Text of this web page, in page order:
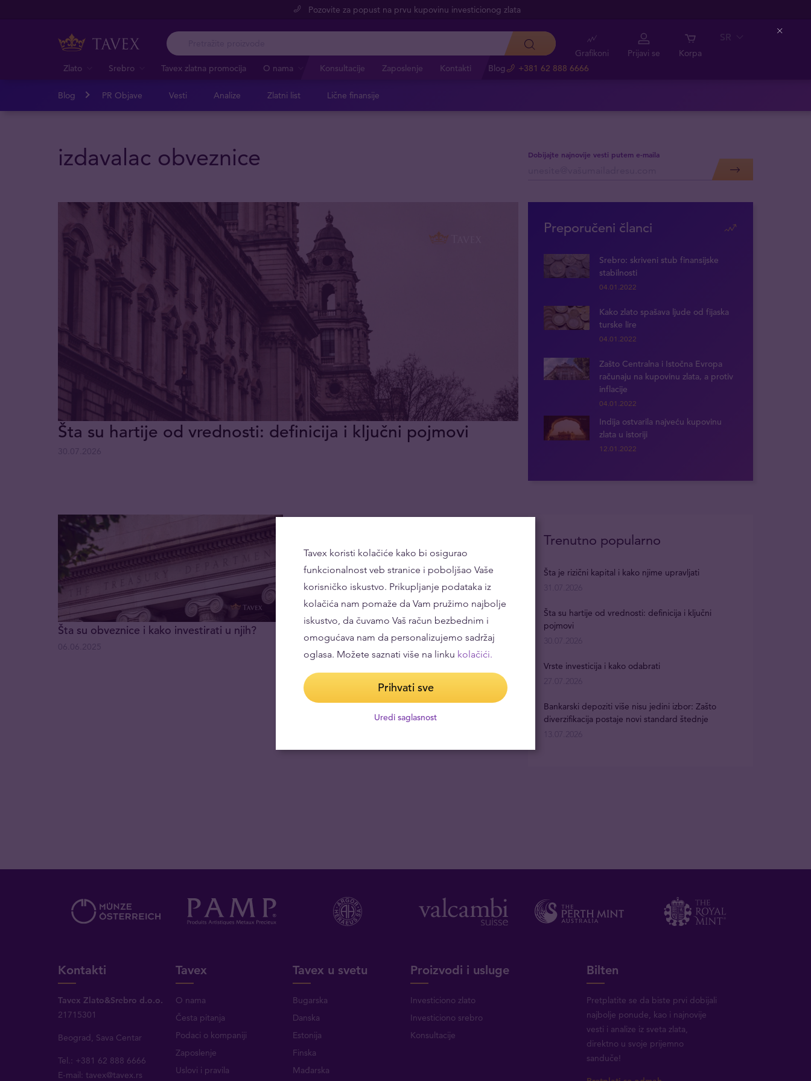
Pozovite za popust na prvu kupovinu investicionog zlata
Zlato Srebro Tavex zlatna promocija O nama Konsultacije Zaposlenje Kontakti Blog +381 62 888 6666
Grafikoni Prijavi se Korpa
SR
Blog PR Objave Vesti Analize Zlatni list Lične finansije
izdavalac obveznice Dobijajte najnovije vesti putem e-maila
Šta su hartije od vrednosti: definicija i ključni pojmovi
Preporučeni članci
Srebro: skriveni stub finansijske
stabilnosti
04.01.2022
Kako zlato spašava ljude od fijaska
turske lire
04.01.2022
Zašto Centralna i Istočna Evropa
računaju na kupovinu zlata, a protiv
inflacije
04.01.2022
Indija ostvarila najveću kupovinu
zlata u istoriji
12.01.2022
Šta su obveznice i kako investirati u njih?
Trenutno popularno
Šta je rizični kapital i kako njime upravljati
31.07.2026
Šta su hartije od vrednosti: definicija i ključni
pojmovi
30.07.2026
Vrste investicija i kako odabrati
27.07.2026
Bankarski depoziti više nisu jedini izbor: Zašto
diverzifikacija postaje novi standard štednje
13.07.2026
Kontakti
Tavex Zlato&Srebro d.o.o.
21715301
Beograd, Sava Centar
Tel.: +381 62 888 6666
E-mail:tavex@tavex.rs
Tavex
O nama
Česta pitanja
Podaci o kompaniji
Zaposlenje
Uslovi i pravila
Tavex u svetu
Bugarska
Danska
Estonija
Finska
Mađarska
Proizvodi i usluge
Investiciono zlato
Investiciono srebro
Konsultacije
Bilten
Pretplatite se da biste prvi dobijali
najbolje ponude, kao i najnovije
vesti i analize iz sveta zlata,
direktno u svoje prijemno
sanduče!
Tavex koristi kolačiće kako bi osigurao
funkcionalnost veb stranice i poboljšao Vaše
korisničko iskustvo. Prikupljanje podataka iz
kolačića nam pomaže da Vam pružimo najbolje
iskustvo, da čuvamo Vaš račun bezbednim i
omogućava nam da personalizujemo sadržaj
oglasa. Možete saznati više na linku kolačići.
Prihvati sve
Uredi saglasnost
Close